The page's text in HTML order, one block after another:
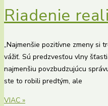
Riadenie
„Najmenšie pozitívne zmeny si
vážiť. Sú predzvesťou vlny
najmenšiu povzbudzujúcu
ste to robili predtým, ale
VIAC »